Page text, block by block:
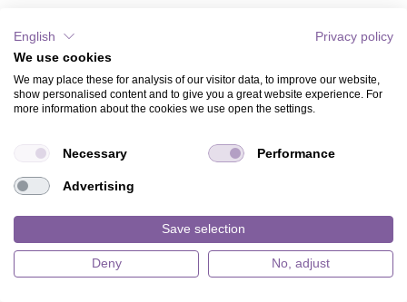
English
Privacy policy
We use cookies
We may place these for analysis of our visitor data, to improve our website,
show personalised content and to give you a great website experience. For
more information about the cookies we use open the settings.
Necessary Performance
Advertising
Save selection
Deny No, adjust